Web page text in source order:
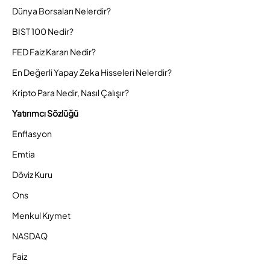
Dünya Borsaları Nelerdir?
BIST 100 Nedir?
FED Faiz Kararı Nedir?
En Değerli Yapay Zeka Hisseleri Nelerdir?
Kripto Para Nedir, Nasıl Çalışır?
Yatırımcı Sözlüğü
Enflasyon
Emtia
Döviz Kuru
Ons
Menkul Kıymet
NASDAQ
Faiz